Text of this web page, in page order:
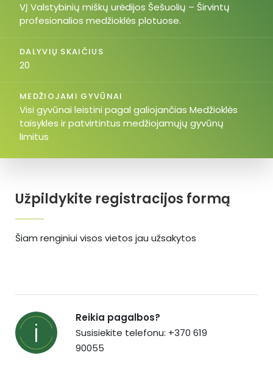
Užpildykite registracijos formą
Šiam renginiui visos vietos jau užsakytos
VĮ Valstybinių miškų urėdijos Šešuolių – Širvintų
profesionalios medžioklės plotuose.
DALYVIŲ SKAIČIUS
20
MEDŽIOJAMI GYVŪNAI
Visi gyvūnai leistini pagal galiojančias Medžioklės
taisykles ir patvirtintus medžiojamųjų gyvūnų
limitus
Reikia pagalbos?
Susisiekite telefonu: +370 619
90055